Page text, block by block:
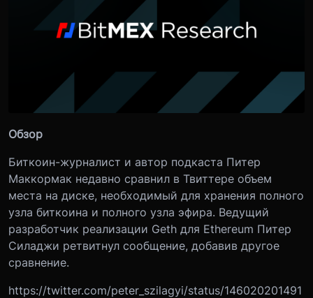
Обзор
Биткоин-журналист и автор подкаста Питер
Маккормак недавно сравнил в Твиттере объем
места на диске, необходимый для хранения полного
узла биткоина и полного узла эфира. Ведущий
разработчик реализации Geth для Ethereum Питер
Силаджи ретвитнул сообщение, добавив другое
сравнение.
https://twitter.com/peter_szilagyi/status/146020201491